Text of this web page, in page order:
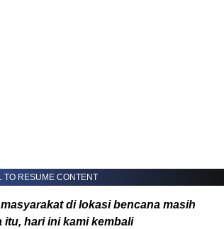
TO RESUME CONTENT
di lokasi bencana masih
itu, hari ini kami kembali